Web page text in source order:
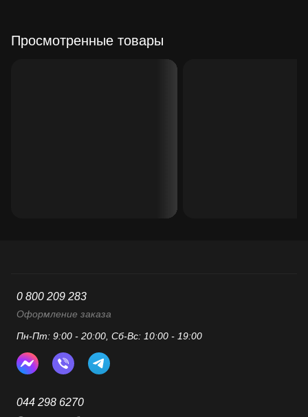
Просмотренные товары
0 800 209 283
Оформление заказа
Пн-Пт: 9:00 - 20:00, Сб-Вс: 10:00 - 19:00
044 298 6270